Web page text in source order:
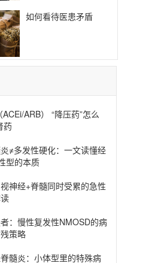
如何看待医患矛盾
ARB） “降压药”怎么
药
≠多发性硬化：一文读懂经
型的本质
神经+脊髓同时受累的急性
：慢性复发性NMOSD的病
策略
髓炎：小体型里的特殊病